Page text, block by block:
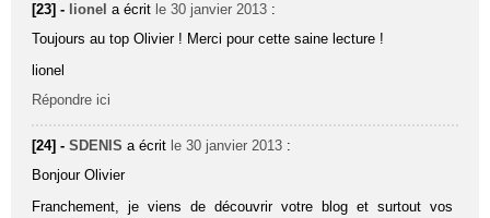
[23] - lionel a écrit le 30 janvier 2013 :
Toujours au top Olivier ! Merci pour cette saine lecture !
lionel
Répondre ici
[24] -SDENIS a écrit le 30 janvier 2013 :
Bonjour Olivier
Franchement, je viens de découvrir votre blog et surtout vos